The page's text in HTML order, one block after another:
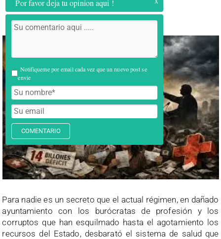
Por favor deja tu opinion aqui !
Notifiqueme por email cada vez que un nuevo post se
envie
COMENTARIO
Para nadie es un secreto que el actual régimen, en dañado
ayuntamiento con los burócratas de profesión y los
corruptos que han esquilmado hasta el agotamiento los
recursos del Estado, desbarató el sistema de salud que